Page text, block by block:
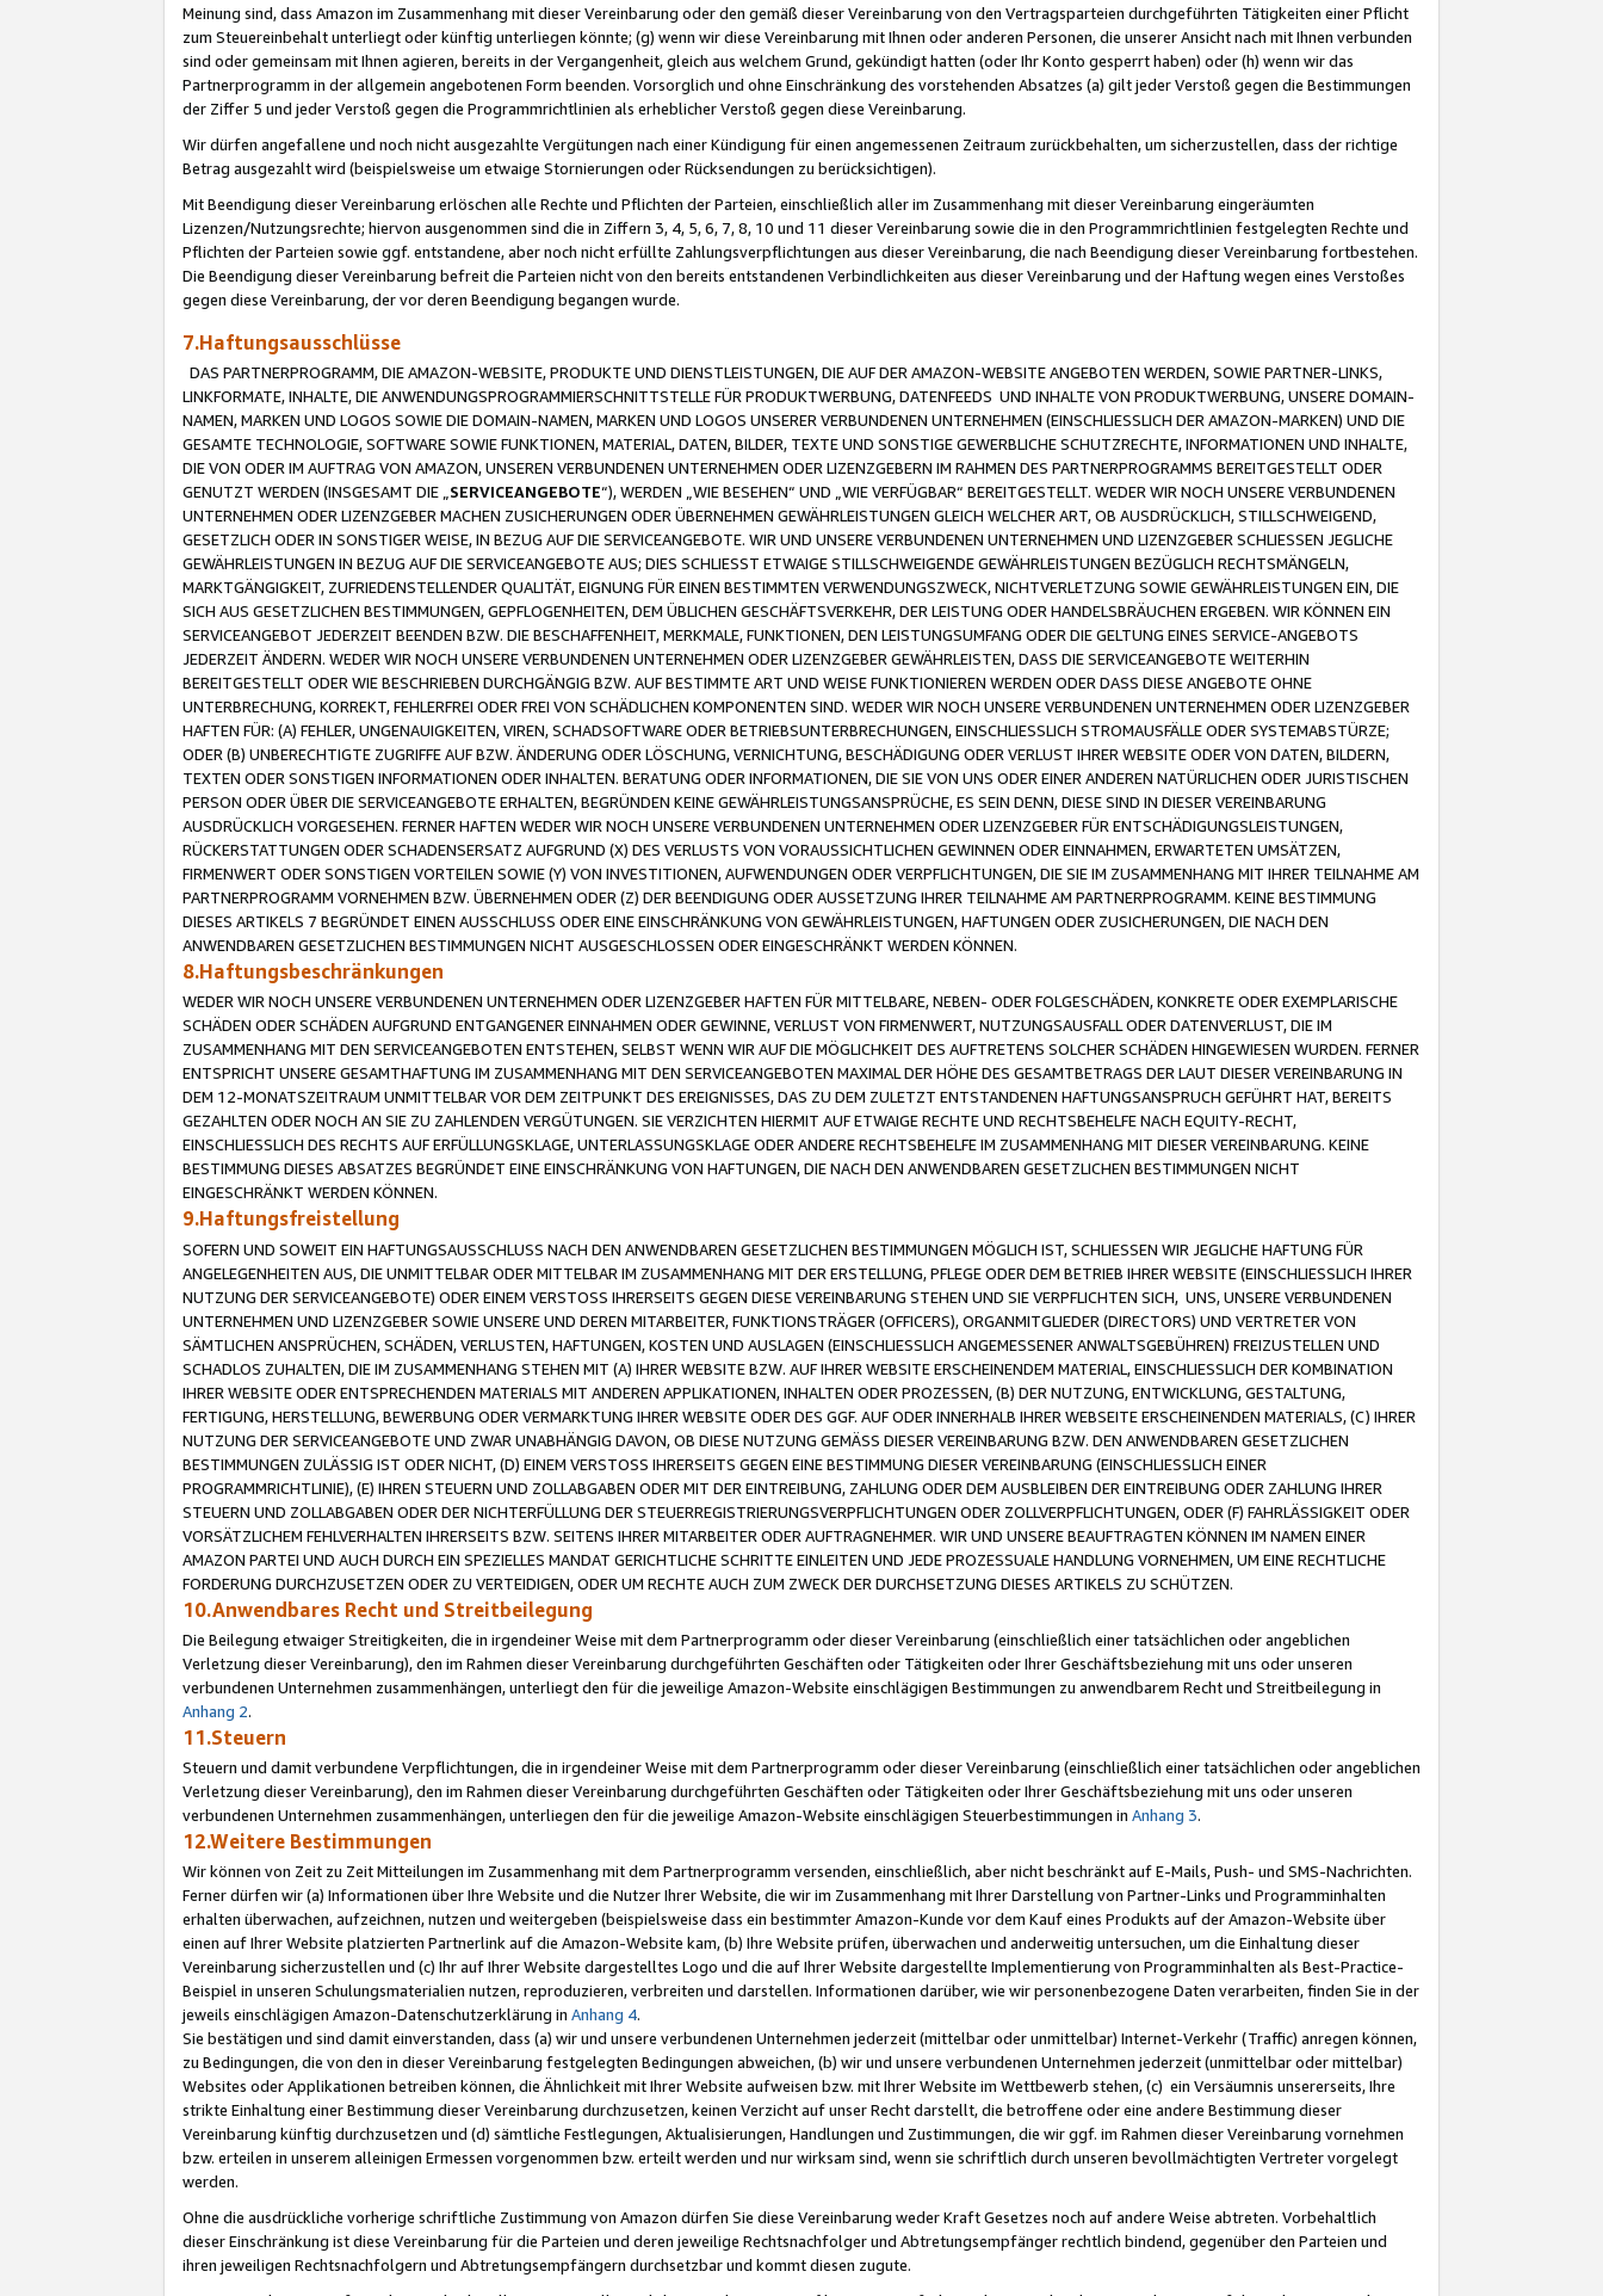
Meinung sind, dass Amazon im Zusammenhang mit dieser Vereinbarung oder den gemäß dieser Vereinbarung von den Vertragsparteien durchgeführten Tätigkeiten einer Pflicht
zum Steuereinbehalt unterliegt oder künftig unterliegen könnte; (g) wenn wir diese Vereinbarung mit Ihnen oder anderen Personen, die unserer Ansicht nach mit Ihnen verbunden
sind oder gemeinsam mit Ihnen agieren, bereits in der Vergangenheit, gleich aus welchem Grund, gekündigt hatten (oder Ihr Konto gesperrt haben) oder (h) wenn wir das
Partnerprogramm in der allgemein angebotenen Form beenden. Vorsorglich und ohne Einschränkung des vorstehenden Absatzes (a) gilt jeder Verstoß gegen die Bestimmungen
der Ziffer 5 und jeder Verstoß gegen die Programmrichtlinien als erheblicher Verstoß gegen diese Vereinbarung.
Wir dürfen angefallene und noch nicht ausgezahlte Vergütungen nach einer Kündigung für einen angemessenen Zeitraum zurückbehalten, um sicherzustellen, dass der richtige
Betrag ausgezahlt wird (beispielsweise um etwaige Stornierungen oder Rücksendungen zu berücksichtigen).
Mit Beendigung dieser Vereinbarung erlöschen alle Rechte und Pflichten der Parteien, einschließlich aller im Zusammenhang mit dieser Vereinbarung eingeräumten
Lizenzen/Nutzungsrechte; hiervon ausgenommen sind die in Ziffern 3, 4, 5, 6, 7, 8, 10 und 11 dieser Vereinbarung sowie die in den Programmrichtlinien festgelegten Rechte und
Pflichten der Parteien sowie ggf. entstandene, aber noch nicht erfüllte Zahlungsverpflichtungen aus dieser Vereinbarung, die nach Beendigung dieser Vereinbarung fortbestehen.
Die Beendigung dieser Vereinbarung befreit die Parteien nicht von den bereits entstandenen Verbindlichkeiten aus dieser Vereinbarung und der Haftung wegen eines Verstoßes
gegen diese Vereinbarung, der vor deren Beendigung begangen wurde.
7.Haftungsausschlüsse
DAS PARTNERPROGRAMM, DIE AMAZON-WEBSITE, PRODUKTE UND DIENSTLEISTUNGEN, DIE AUF DER AMAZON-WEBSITE ANGEBOTEN WERDEN, SOWIE PARTNER-LINKS,
LINKFORMATE, INHALTE, DIE ANWENDUNGSPROGRAMMIERSCHNITTSTELLE FÜR PRODUKTWERBUNG, DATENFEEDS UND INHALTE VON PRODUKTWERBUNG, UNSERE DOMAIN-
NAMEN, MARKEN UND LOGOS SOWIE DIE DOMAIN-NAMEN, MARKEN UND LOGOS UNSERER VERBUNDENEN UNTERNEHMEN (EINSCHLIESSLICH DER AMAZON-MARKEN) UND DIE
GESAMTE TECHNOLOGIE, SOFTWARE SOWIE FUNKTIONEN, MATERIAL, DATEN, BILDER, TEXTE UND SONSTIGE GEWERBLICHE SCHUTZRECHTE, INFORMATIONEN UND INHALTE,
DIE VON ODER IM AUFTRAG VON AMAZON, UNSEREN VERBUNDENEN UNTERNEHMEN ODER LIZENZGEBERN IM RAHMEN DES PARTNERPROGRAMMS BEREITGESTELLT ODER
GENUTZT WERDEN (INSGESAMT DIE „ SERVICEANGEBOTE“), WERDEN „WIE BESEHEN“ UND „WIE VERFÜGBAR“ BEREITGESTELLT. WEDER WIR NOCH UNSERE VERBUNDENEN
UNTERNEHMEN ODER LIZENZGEBER MACHEN ZUSICHERUNGEN ODER ÜBERNEHMEN GEWÄHRLEISTUNGEN GLEICH WELCHER ART, OB AUSDRÜCKLICH, STILLSCHWEIGEND,
GESETZLICH ODER IN SONSTIGER WEISE, IN BEZUG AUF DIE SERVICEANGEBOTE. WIR UND UNSERE VERBUNDENEN UNTERNEHMEN UND LIZENZGEBER SCHLIESSEN JEGLICHE
GEWÄHRLEISTUNGEN IN BEZUG AUF DIE SERVICEANGEBOTE AUS; DIES SCHLIESST ETWAIGE STILLSCHWEIGENDE GEWÄHRLEISTUNGEN BEZÜGLICH RECHTSMÄNGELN,
MARKTGÄNGIGKEIT, ZUFRIEDENSTELLENDER QUALITÄT, EIGNUNG FÜR EINEN BESTIMMTEN VERWENDUNGSZWECK, NICHTVERLETZUNG SOWIE GEWÄHRLEISTUNGEN EIN, DIE
SICH AUS GESETZLICHEN BESTIMMUNGEN, GEPFLOGENHEITEN, DEM ÜBLICHEN GESCHÄFTSVERKEHR, DER LEISTUNG ODER HANDELSBRÄUCHEN ERGEBEN. WIR KÖNNEN EIN
SERVICEANGEBOT JEDERZEIT BEENDEN BZW. DIE BESCHAFFENHEIT, MERKMALE, FUNKTIONEN, DEN LEISTUNGSUMFANG ODER DIE GELTUNG EINES SERVICE-ANGEBOTS
JEDERZEIT ÄNDERN. WEDER WIR NOCH UNSERE VERBUNDENEN UNTERNEHMEN ODER LIZENZGEBER GEWÄHRLEISTEN, DASS DIE SERVICEANGEBOTE WEITERHIN
BEREITGESTELLT ODER WIE BESCHRIEBEN DURCHGÄNGIG BZW. AUF BESTIMMTE ART UND WEISE FUNKTIONIEREN WERDEN ODER DASS DIESE ANGEBOTE OHNE
UNTERBRECHUNG, KORREKT, FEHLERFREI ODER FREI VON SCHÄDLICHEN KOMPONENTEN SIND. WEDER WIR NOCH UNSERE VERBUNDENEN UNTERNEHMEN ODER LIZENZGEBER
HAFTEN FÜR: (A) FEHLER, UNGENAUIGKEITEN, VIREN, SCHADSOFTWARE ODER BETRIEBSUNTERBRECHUNGEN, EINSCHLIESSLICH STROMAUSFÄLLE ODER SYSTEMABSTÜRZE;
ODER (B) UNBERECHTIGTE ZUGRIFFE AUF BZW. ÄNDERUNG ODER LÖSCHUNG, VERNICHTUNG, BESCHÄDIGUNG ODER VERLUST IHRER WEBSITE ODER VON DATEN, BILDERN,
TEXTEN ODER SONSTIGEN INFORMATIONEN ODER INHALTEN. BERATUNG ODER INFORMATIONEN, DIE SIE VON UNS ODER EINER ANDEREN NATÜRLICHEN ODER JURISTISCHEN
PERSON ODER ÜBER DIE SERVICEANGEBOTE ERHALTEN, BEGRÜNDEN KEINE GEWÄHRLEISTUNGSANSPRÜCHE, ES SEIN DENN, DIESE SIND IN DIESER VEREINBARUNG
AUSDRÜCKLICH VORGESEHEN. FERNER HAFTEN WEDER WIR NOCH UNSERE VERBUNDENEN UNTERNEHMEN ODER LIZENZGEBER FÜR ENTSCHÄDIGUNGSLEISTUNGEN,
RÜCKERSTATTUNGEN ODER SCHADENSERSATZ AUFGRUND (X) DES VERLUSTS VON VORAUSSICHTLICHEN GEWINNEN ODER EINNAHMEN, ERWARTETEN UMSÄTZEN,
FIRMENWERT ODER SONSTIGEN VORTEILEN SOWIE (Y) VON INVESTITIONEN, AUFWENDUNGEN ODER VERPFLICHTUNGEN, DIE SIE IM ZUSAMMENHANG MIT IHRER TEILNAHME AM
PARTNERPROGRAMM VORNEHMEN BZW. ÜBERNEHMEN ODER (Z) DER BEENDIGUNG ODER AUSSETZUNG IHRER TEILNAHME AM PARTNERPROGRAMM. KEINE BESTIMMUNG
DIESES ARTIKELS 7 BEGRÜNDET EINEN AUSSCHLUSS ODER EINE EINSCHRÄNKUNG VON GEWÄHRLEISTUNGEN, HAFTUNGEN ODER ZUSICHERUNGEN, DIE NACH DEN
ANWENDBAREN GESETZLICHEN BESTIMMUNGEN NICHT AUSGESCHLOSSEN ODER EINGESCHRÄNKT WERDEN KÖNNEN.
8.Haftungsbeschränkungen
WEDER WIR NOCH UNSERE VERBUNDENEN UNTERNEHMEN ODER LIZENZGEBER HAFTEN FÜR MITTELBARE, NEBEN- ODER FOLGESCHÄDEN, KONKRETE ODER EXEMPLARISCHE
SCHÄDEN ODER SCHÄDEN AUFGRUND ENTGANGENER EINNAHMEN ODER GEWINNE, VERLUST VON FIRMENWERT, NUTZUNGSAUSFALL ODER DATENVERLUST, DIE IM
ZUSAMMENHANG MIT DEN SERVICEANGEBOTEN ENTSTEHEN, SELBST WENN WIR AUF DIE MÖGLICHKEIT DES AUFTRETENS SOLCHER SCHÄDEN HINGEWIESEN WURDEN. FERNER
ENTSPRICHT UNSERE GESAMTHAFTUNG IM ZUSAMMENHANG MIT DEN SERVICEANGEBOTEN MAXIMAL DER HÖHE DES GESAMTBETRAGS DER LAUT DIESER VEREINBARUNG IN
DEM 12-MONATSZEITRAUM UNMITTELBAR VOR DEM ZEITPUNKT DES EREIGNISSES, DAS ZU DEM ZULETZT ENTSTANDENEN HAFTUNGSANSPRUCH GEFÜHRT HAT, BEREITS
GEZAHLTEN ODER NOCH AN SIE ZU ZAHLENDEN VERGÜTUNGEN. SIE VERZICHTEN HIERMIT AUF ETWAIGE RECHTE UND RECHTSBEHELFE NACH EQUITY-RECHT,
EINSCHLIESSLICH DES RECHTS AUF ERFÜLLUNGSKLAGE, UNTERLASSUNGSKLAGE ODER ANDERE RECHTSBEHELFE IM ZUSAMMENHANG MIT DIESER VEREINBARUNG. KEINE
BESTIMMUNG DIESES ABSATZES BEGRÜNDET EINE EINSCHRÄNKUNG VON HAFTUNGEN, DIE NACH DEN ANWENDBAREN GESETZLICHEN BESTIMMUNGEN NICHT
EINGESCHRÄNKT WERDEN KÖNNEN.
9.Haftungsfreistellung
SOFERN UND SOWEIT EIN HAFTUNGSAUSSCHLUSS NACH DEN ANWENDBAREN GESETZLICHEN BESTIMMUNGEN MÖGLICH IST, SCHLIESSEN WIR JEGLICHE HAFTUNG FÜR
ANGELEGENHEITEN AUS, DIE UNMITTELBAR ODER MITTELBAR IM ZUSAMMENHANG MIT DER ERSTELLUNG, PFLEGE ODER DEM BETRIEB IHRER WEBSITE (EINSCHLIESSLICH IHRER
NUTZUNG DER SERVICEANGEBOTE) ODER EINEM VERSTOSS IHRERSEITS GEGEN DIESE VEREINBARUNG STEHEN UND SIE VERPFLICHTEN SICH, UNS, UNSERE VERBUNDENEN
UNTERNEHMEN UND LIZENZGEBER SOWIE UNSERE UND DEREN MITARBEITER, FUNKTIONSTRÄGER (OFFICERS), ORGANMITGLIEDER (DIRECTORS) UND VERTRETER VON
SÄMTLICHEN ANSPRÜCHEN, SCHÄDEN, VERLUSTEN, HAFTUNGEN, KOSTEN UND AUSLAGEN (EINSCHLIESSLICH ANGEMESSENER ANWALTSGEBÜHREN) FREIZUSTELLEN UND
SCHADLOS ZUHALTEN, DIE IM ZUSAMMENHANG STEHEN MIT (A) IHRER WEBSITE BZW. AUF IHRER WEBSITE ERSCHEINENDEM MATERIAL, EINSCHLIESSLICH DER KOMBINATION
IHRER WEBSITE ODER ENTSPRECHENDEN MATERIALS MIT ANDEREN APPLIKATIONEN, INHALTEN ODER PROZESSEN, (B) DER NUTZUNG, ENTWICKLUNG, GESTALTUNG,
FERTIGUNG, HERSTELLUNG, BEWERBUNG ODER VERMARKTUNG IHRER WEBSITE ODER DES GGF. AUF ODER INNERHALB IHRER WEBSEITE ERSCHEINENDEN MATERIALS, (C) IHRER
NUTZUNG DER SERVICEANGEBOTE UND ZWAR UNABHÄNGIG DAVON, OB DIESE NUTZUNG GEMÄSS DIESER VEREINBARUNG BZW. DEN ANWENDBAREN GESETZLICHEN
BESTIMMUNGEN ZULÄSSIG IST ODER NICHT, (D) EINEM VERSTOSS IHRERSEITS GEGEN EINE BESTIMMUNG DIESER VEREINBARUNG (EINSCHLIESSLICH EINER
PROGRAMMRICHTLINIE), (E) IHREN STEUERN UND ZOLLABGABEN ODER MIT DER EINTREIBUNG, ZAHLUNG ODER DEM AUSBLEIBEN DER EINTREIBUNG ODER ZAHLUNG IHRER
STEUERN UND ZOLLABGABEN ODER DER NICHTERFÜLLUNG DER STEUERREGISTRIERUNGSVERPFLICHTUNGEN ODER ZOLLVERPFLICHTUNGEN, ODER (F) FAHRLÄSSIGKEIT ODER
VORSÄTZLICHEM FEHLVERHALTEN IHRERSEITS BZW. SEITENS IHRER MITARBEITER ODER AUFTRAGNEHMER. WIR UND UNSERE BEAUFTRAGTEN KÖNNEN IM NAMEN EINER
AMAZON PARTEI UND AUCH DURCH EIN SPEZIELLES MANDAT GERICHTLICHE SCHRITTE EINLEITEN UND JEDE PROZESSUALE HANDLUNG VORNEHMEN, UM EINE RECHTLICHE
FORDERUNG DURCHZUSETZEN ODER ZU VERTEIDIGEN, ODER UM RECHTE AUCH ZUM ZWECK DER DURCHSETZUNG DIESES ARTIKELS ZU SCHÜTZEN.
10.Anwendbares Recht und Streitbeilegung
Die Beilegung etwaiger Streitigkeiten, die in irgendeiner Weise mit dem Partnerprogramm oder dieser Vereinbarung (einschließlich einer tatsächlichen oder angeblichen
Verletzung dieser Vereinbarung), den im Rahmen dieser Vereinbarung durchgeführten Geschäften oder Tätigkeiten oder Ihrer Geschäftsbeziehung mit uns oder unseren
verbundenen Unternehmen zusammenhängen, unterliegt den für die jeweilige Amazon-Website einschlägigen Bestimmungen zu anwendbarem Recht und Streitbeilegung in
Anhang 2.
11.Steuern
Steuern und damit verbundene Verpflichtungen, die in irgendeiner Weise mit dem Partnerprogramm oder dieser Vereinbarung (einschließlich einer tatsächlichen oder angeblichen
Verletzung dieser Vereinbarung), den im Rahmen dieser Vereinbarung durchgeführten Geschäften oder Tätigkeiten oder Ihrer Geschäftsbeziehung mit uns oder unseren
verbundenen Unternehmen zusammenhängen, unterliegen den für die jeweilige Amazon-Website einschlägigen Steuerbestimmungen in Anhang 3.
12.Weitere Bestimmungen
Wir können von Zeit zu Zeit Mitteilungen im Zusammenhang mit dem Partnerprogramm versenden, einschließlich, aber nicht beschränkt auf E-Mails, Push- und SMS-Nachrichten.
Ferner dürfen wir (a) Informationen über Ihre Website und die Nutzer Ihrer Website, die wir im Zusammenhang mit Ihrer Darstellung von Partner-Links und Programminhalten
erhalten überwachen, aufzeichnen, nutzen und weitergeben (beispielsweise dass ein bestimmter Amazon-Kunde vor dem Kauf eines Produkts auf der Amazon-Website über
einen auf Ihrer Website platzierten Partnerlink auf die Amazon-Website kam, (b) Ihre Website prüfen, überwachen und anderweitig untersuchen, um die Einhaltung dieser
Vereinbarung sicherzustellen und (c) Ihr auf Ihrer Website dargestelltes Logo und die auf Ihrer Website dargestellte Implementierung von Programminhalten als Best-Practice-
Beispiel in unseren Schulungsmaterialien nutzen, reproduzieren, verbreiten und darstellen. Informationen darüber, wie wir personenbezogene Daten verarbeiten, finden Sie in der
jeweils einschlägigen Amazon-Datenschutzerklärung in Anhang 4.
Sie bestätigen und sind damit einverstanden, dass (a) wir und unsere verbundenen Unternehmen jederzeit (mittelbar oder unmittelbar) Internet-Verkehr (Traffic) anregen können,
zu Bedingungen, die von den in dieser Vereinbarung festgelegten Bedingungen abweichen, (b) wir und unsere verbundenen Unternehmen jederzeit (unmittelbar oder mittelbar)
Websites oder Applikationen betreiben können, die Ähnlichkeit mit Ihrer Website aufweisen bzw. mit Ihrer Website im Wettbewerb stehen, (c) ein Versäumnis unsererseits, Ihre
strikte Einhaltung einer Bestimmung dieser Vereinbarung durchzusetzen, keinen Verzicht auf unser Recht darstellt, die betroffene oder eine andere Bestimmung dieser
Vereinbarung künftig durchzusetzen und (d) sämtliche Festlegungen, Aktualisierungen, Handlungen und Zustimmungen, die wir ggf. im Rahmen dieser Vereinbarung vornehmen
bzw. erteilen in unserem alleinigen Ermessen vorgenommen bzw. erteilt werden und nur wirksam sind, wenn sie schriftlich durch unseren bevollmächtigten Vertreter vorgelegt
werden.
Ohne die ausdrückliche vorherige schriftliche Zustimmung von Amazon dürfen Sie diese Vereinbarung weder Kraft Gesetzes noch auf andere Weise abtreten. Vorbehaltlich
dieser Einschränkung ist diese Vereinbarung für die Parteien und deren jeweilige Rechtsnachfolger und Abtretungsempfänger rechtlich bindend, gegenüber den Parteien und
ihren jeweiligen Rechtsnachfolgern und Abtretungsempfängern durchsetzbar und kommt diesen zugute.